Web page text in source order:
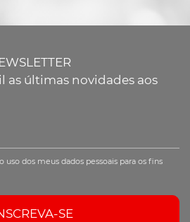
as últimas novidades aos
uso dos meus dados pessoais para os fins
SE